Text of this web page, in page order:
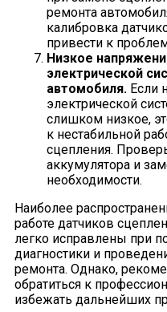
ремонта
калибровка
привести к
Низкое
электрической
автомобиля. Если
электрической
слишком низкое,
к нестабильной
сцепления.
аккумулятора и
необходимости.
Наиболее
работе датчиков
легко исправлены при
диагностики и
ремонта. Однако,
обратиться к
избежать дальнейших